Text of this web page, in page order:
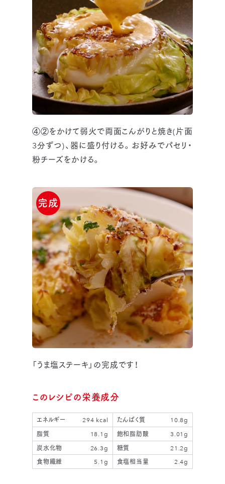
④②をかけて弱火で両面こんがりと焼き(片面
3分ずつ)、器に盛り付ける。お好みでパセリ・
粉チーズをかける。
「うま塩ステーキ」の完成です！
完成
このレシピの栄養成分
エネルギー 294 kcal たんぱく質
10.8g
脂質
18.1g 飽和脂肪酸
3.01g
炭水化物
26.3g 糖質
21.2g
食物繊維
5.1g 食塩相当量 2.4g